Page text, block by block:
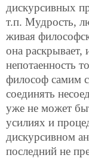
дискурсивных
т.п. Мудрость,
живая
она раскрывает,
непотаенность
философ самим
соединять
уже не может
усилиях и
дискурсивном
последний не